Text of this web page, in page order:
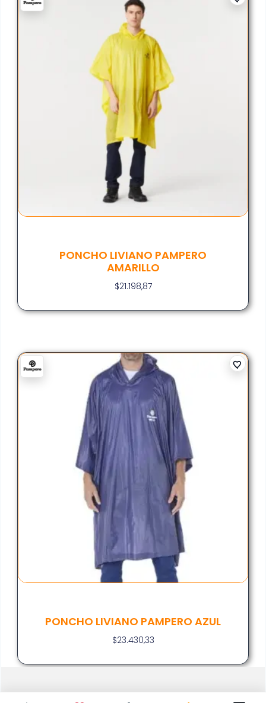
PONCHO LIVIANO PAMPERO
AMARILLO
$21.198,87
PONCHO LIVIANO PAMPERO AZUL
$23.430,33